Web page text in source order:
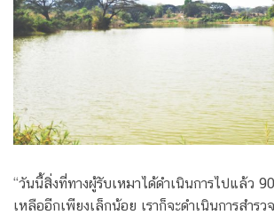
“วันนี้สิ่งที่ทางผู้รับเหมาได้ดำเนินการไปแล้ว
เหลืออีกเพียงเล็กน้อย เราก็จะดำเนินการสำรว